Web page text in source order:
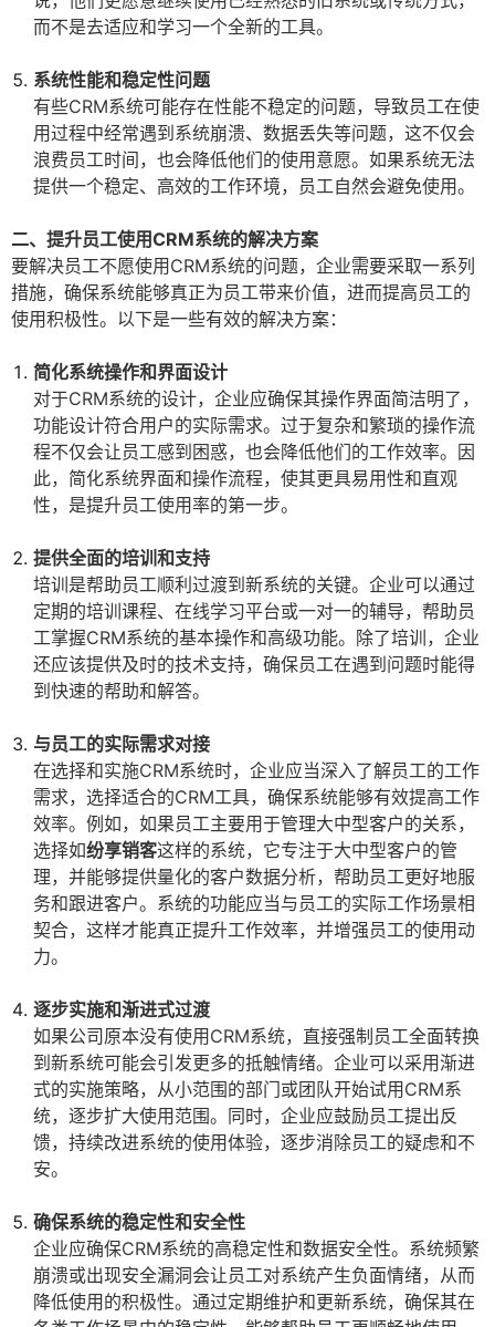
而不是去适应和学习一个全新的工具。
系统性能和稳定性问题
有些CRM系统可能存在性能不稳定的问题，导致员工在使
用过程中经常遇到系统崩溃、数据丢失等问题，这不仅会
浪费员工时间，也会降低他们的使用意愿。如果系统无法
提供一个稳定、高效的工作环境，员工自然会避免使用。
二、提升员工使用CRM系统的解决方案
要解决员工不愿使用CRM系统的问题，企业需要采取一系列
措施，确保系统能够真正为员工带来价值，进而提高员工的
使用积极性。以下是一些有效的解决方案：
简化系统操作和界面设计
对于CRM系统的设计，企业应确保其操作界面简洁明了，
功能设计符合用户的实际需求。过于复杂和繁琐的操作流
程不仅会让员工感到困惑，也会降低他们的工作效率。因
此，简化系统界面和操作流程，使其更具易用性和直观
性，是提升员工使用率的第一步。
提供全面的培训和支持
培训是帮助员工顺利过渡到新系统的关键。企业可以通过
定期的培训课程、在线学习平台或一对一的辅导，帮助员
工掌握CRM系统的基本操作和高级功能。除了培训，企业
还应该提供及时的技术支持，确保员工在遇到问题时能得
到快速的帮助和解答。
与员工的实际需求对接
在选择和实施CRM系统时，企业应当深入了解员工的工作
需求，选择适合的CRM工具，确保系统能够有效提高工作
效率。例如，如果员工主要用于管理大中型客户的关系，
选择如纷享销客这样的系统，它专注于大中型客户的管
理，并能够提供量化的客户数据分析，帮助员工更好地服
务和跟进客户。系统的功能应当与员工的实际工作场景相
契合，这样才能真正提升工作效率，并增强员工的使用动
力。
逐步实施和渐进式过渡
如果公司原本没有使用CRM系统，直接强制员工全面转换
到新系统可能会引发更多的抵触情绪。企业可以采用渐进
式的实施策略，从小范围的部门或团队开始试用CRM系
统，逐步扩大使用范围。同时，企业应鼓励员工提出反
馈，持续改进系统的使用体验，逐步消除员工的疑虑和不
安。
确保系统的稳定性和安全性
企业应确保CRM系统的高稳定性和数据安全性。系统频繁
崩溃或出现安全漏洞会让员工对系统产生负面情绪，从而
降低使用的积极性。通过定期维护和更新系统，确保其在